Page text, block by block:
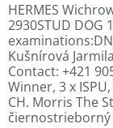
HERMES
2930STUD DOG
Kušnírová
Contact: +421
Winner, 3 x ISPU,
CH. Morris The